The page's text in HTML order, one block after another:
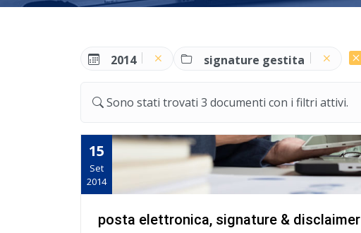
2014 signature gestita
Sono stati trovati 3 documenti con i filtri attivi.
15
Set
2014
posta elettronica, signature & disclaimer